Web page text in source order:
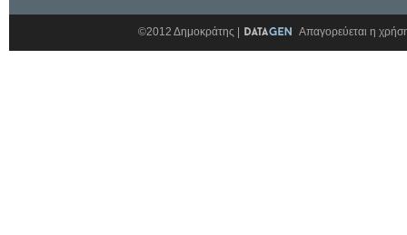
©2012 Δημοκράτης | Απαγορεύεται η